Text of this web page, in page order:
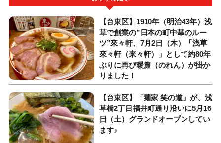
【台東区】1910年（明治43年）浅
草で創業の”日本の町中華のルー
ツ”來々軒、7月2日（木）「浅草
來々軒（来々軒）」として約80年
ぶりに再び暖簾（のれん）が掛か
りました！
【台東区】「麺家 笑の道」が、浅
草橋2丁目福井町通り沿いに5月16
日（土）グランドオープンしてい
ます♪